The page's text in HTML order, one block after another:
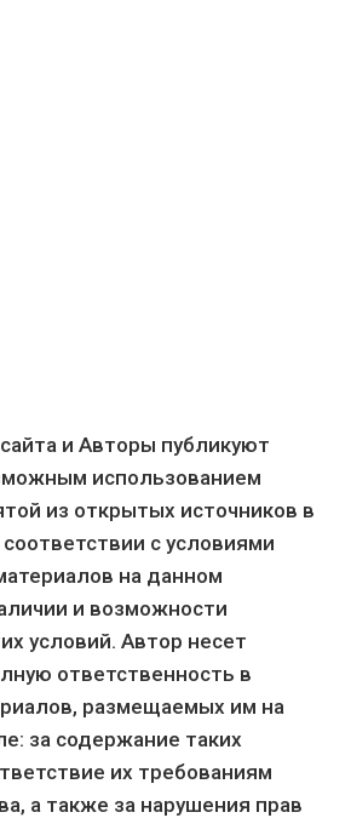
и Авторы публикуют
использованием
из открытых источников в
с условиями
на данном
и возможности
условий. Автор несет
ответственность в
размещаемых им на
за содержание таких
их требованиям
а также за нарушения прав